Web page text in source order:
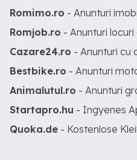
Romimo.ro - Anunturi
Romjob.ro - Anunturi
Cazare24.ro - Anunturi cu
Bestbike.ro - Anunturi
Animalutul.ro - Anunturi
Startapro.hu - Ingyenes
Quoka.de - Kostenlose